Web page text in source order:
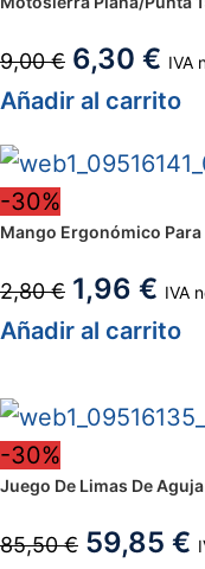
9,00€ 6,30 € IVA
Añadir al carrito
-30%
Mango Ergonómico Para
2,80€ 1,96 € IVA
Añadir al carrito
-30%
Juego De Limas De
85,50€ 59,85 €